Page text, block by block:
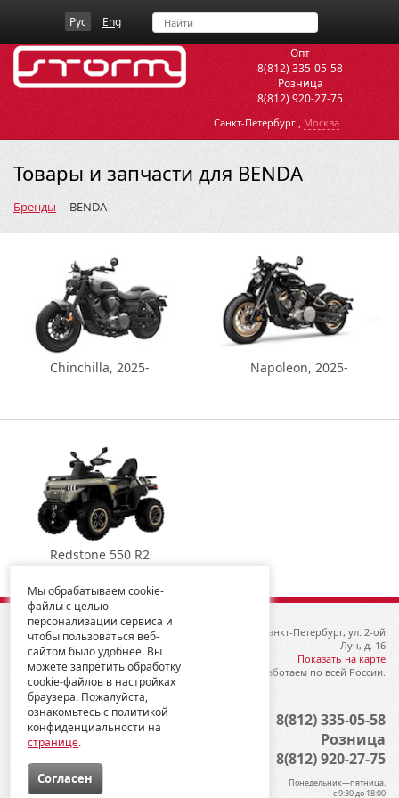
Рус Eng
Опт
8(812) 335-05-58
Розница
8(812) 920-27-75
Санкт-Петербург , Москва
Товары и запчасти для BENDA
Бренды BENDA
Chinchilla, 2025- Napoleon, 2025-
Redstone 550 R2
© 2012-2026 ГК Металлопродукция
192019, Санкт-Петербург, ул. 2-ой
Луч, д. 16
Показать на карте
Мы работаем по всей России.
8(812) 335-05-58
Розница
8(812) 920-27-75
Понедельник—пятница,
с 9:30 до 18:00
Мы обрабатываем cookie-
файлы с целью
персонализации сервиса и
чтобы пользоваться веб-
сайтом было удобнее. Вы
можете запретить обработку
cookie-файлов в настройках
браузера. Пожалуйста,
ознакомьтесь с политикой
конфиденциальности на
странице.
Cогласен